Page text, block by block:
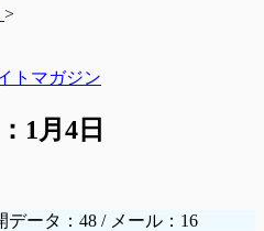
>
トマガジン
1月4日
ータ：48 / メール：16